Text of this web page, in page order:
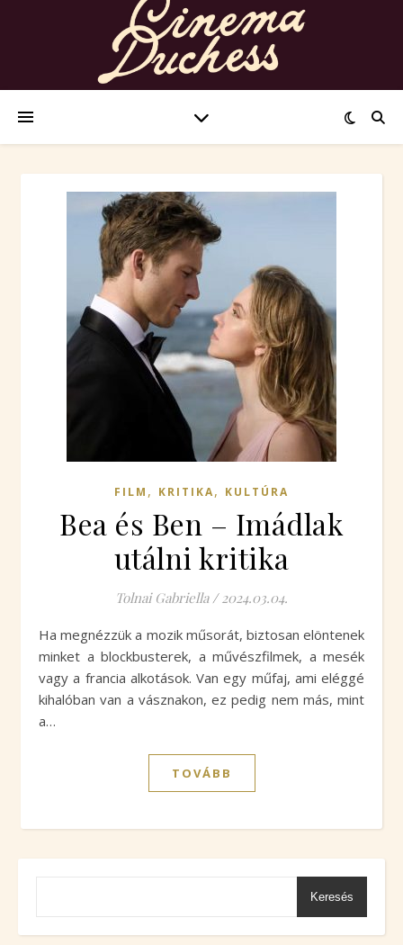
FILM , KRITIKA, KULTÚRA
Bea és Ben – Imádlak
utálni kritika
Tolnai Gabriella / 2024.03.04.
Ha megnézzük a mozik műsorát, biztosan elöntenek
minket a blockbusterek, a művészfilmek, a mesék
vagy a francia alkotások. Van egy műfaj, ami eléggé
kihalóban van a vásznakon, ez pedig nem más, mint
a…
TOVÁBB
Keresés